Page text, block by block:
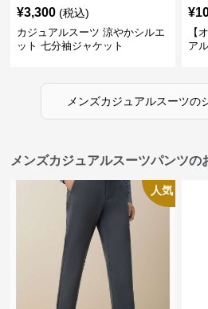
¥3,300 (税込)
カジュアルスーツ 涼やかシルエ
ット 七分袖ジャケット
¥
【
ア
メンズカジュアルスーツの
メンズカジュアルスーツパンツの
人気